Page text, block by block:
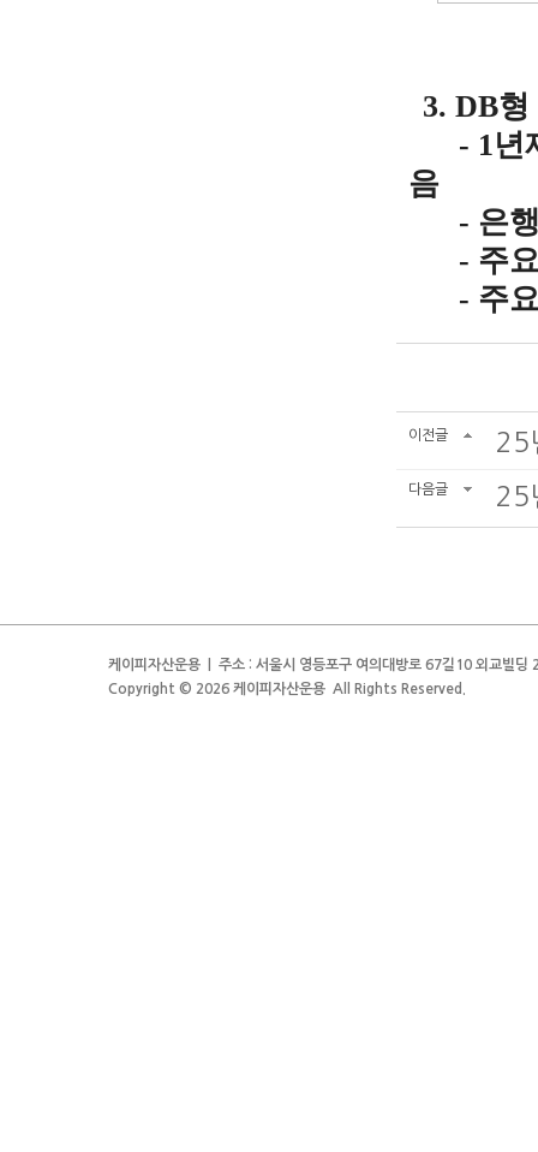
3. DB
- 1년
음
- 은행
- 주요
- 주요
이전글 25
다음글 25
케이피자산운용 | 주소 : 서울시 영등포구 여의대방로 67길10 외교
Copyright © 2026 케이피자산운용 All Rights Reserved.